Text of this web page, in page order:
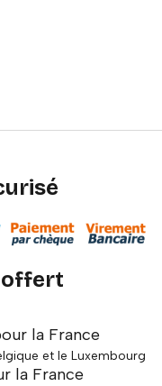
offert
la France
et le Luxembourg
la France